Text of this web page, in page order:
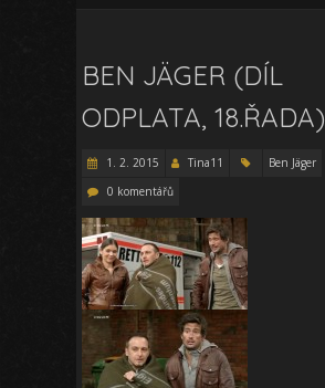
BEN JÄGER (DÍL
ODPLATA, 18.ŘADA)
1. 2. 2015 Tina11
Ben Jäger
0 komentářů